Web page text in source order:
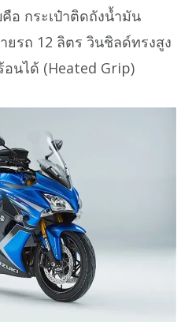
อ กระเป๋าติดถังน้ำมัน
ยรถ 12 ลิตร วินชิลด์ทรงสูง
นได้ (Heated Grip)